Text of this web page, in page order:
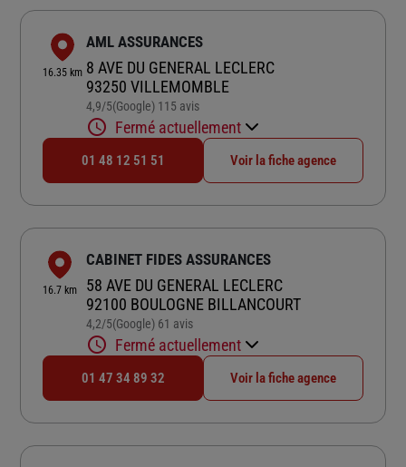
16.35 km
AML ASSURANCES
8 AVE DU GENERAL LECLERC
93250 VILLEMOMBLE
4,9/5Note de 4.9 sur 5
(Google) 115 avis
Fermé actuellement
01 48 12 51 51 Voir la fiche agence
16.7 km
CABINET FIDES ASSURANCES
58 AVE DU GENERAL LECLERC
92100 BOULOGNE BILLANCOURT
4,2/5Note de 4.2 sur 5
(Google) 61 avis
Fermé actuellement
01 47 34 89 32 Voir la fiche agence